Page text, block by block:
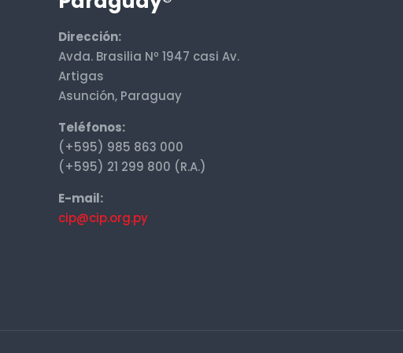
Dirección:
Avda. Brasilia Nº 1947 casi Av.
Artigas
Asunción, Paraguay
Teléfonos:
(+595) 985 863 000
(+595) 21 299 800 (R.A.)
E-mail:
cip@cip.org.py